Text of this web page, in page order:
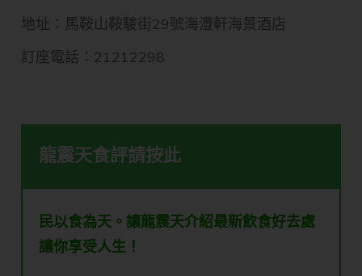
地址：馬鞍山鞍駿街29號海澄軒海景酒店
訂座電話：21212298
龍震天食評請按此
民以食為天。讓龍震天介紹最新飲食好去處
讓你享受人生！